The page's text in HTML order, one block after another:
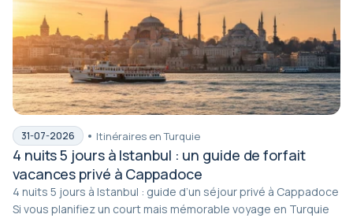
31-07-2026 Itinéraires en Turquie
4 nuits 5 jours à Istanbul : un guide de forfait
vacances privé à Cappadoce
4 nuits 5 jours à Istanbul : guide d’un séjour privé à Cappadoce
Si vous planifiez un court mais mémorable voyage en Turquie